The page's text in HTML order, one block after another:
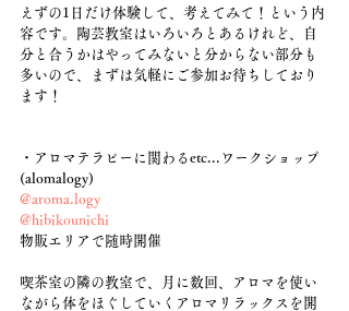
えずの1日だけ体験して、考えてみて！という内
容です。陶芸教室はいろいろとあるけれど、自
分と合うかはやってみないと分からない部分も
多いので、まずは気軽にご参加お待ちしており
ます！
・アロマテラピーに関わるetc...ワークショップ
(alomalogy)
@aroma.logy
@hibikounichi
物販エリアで随時開催
喫茶室の隣の教室で、月に数回、アロマを使い
ながら体をほぐしていくアロマリラックスを開